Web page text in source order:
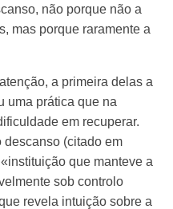
não porque não a
mas porque raramente a
a primeira delas a
uma prática que na
em recuperar.
descanso (citado em
que manteve a
sob controlo
revela intuição sobre a